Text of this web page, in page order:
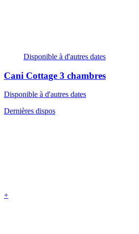
Disponible à d'autres dates
Cani Cottage 3 chambres
Disponible à d'autres dates
Dernières dispos
+